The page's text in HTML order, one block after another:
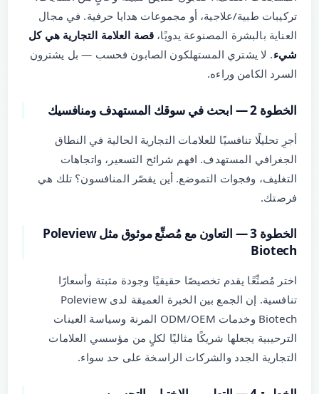
تركيبات طبية/علاجية، أو مجموعات هدايا حرفية. في مجال
العناية بالبشرة المصنوعة يدويًا، قصة العلامة التجارية هي كل
شيء. لا يشتري المستهلكون الصابون فحسب — بل يشترون
السرد الكامن وراءه.
الخطوة 2 — ابحث في سوقك المستهدف ومنافسيك
أجرِ تحليلًا تنافسيًا للعلامات التجارية الحالية في النطاق
الجغرافي المستهدف. افهم شرائح التسعير، واتجاهات
التغليف، وفجوات التموضع. أين يقصّر المنافسون؟ تلك هي
فرصتك.
الخطوة 3 — التعاون مع مُصنِّع موثوق مثل Poleview
Biotech
اختر مُصنِّعًا يقدم تخصيصًا حقيقيًا وجودة مثبتة وأسعارًا
تنافسية. إن الجمع بين الخبرة العميقة لدى Poleview
Biotech وخدمات ODM/OEM المرنة وسياسة العينات
الترحيبية يجعلها شريكًا مثاليًا لكلٍ من مؤسسي العلامات
التجارية الجدد والشركات الراسخة على حد سواء.